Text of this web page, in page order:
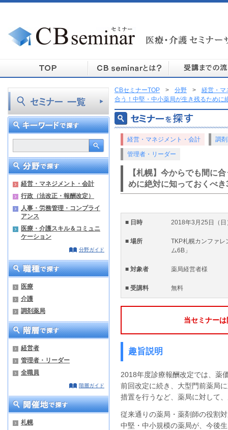
経営・マネジメント・会計
行政（法改正・報酬改定）
人事・労務管理・コンプライ
アンス
医療・介護スキル＆コミュニ
ケーション
分野ガイド
医療
介護
調剤薬局
経営者
管理者・リーダー
全職員
階層ガイド
札幌
CBセミナーTOP > 分野 >
経営・マ
合う！中堅・中小薬局が生き残るために
経営・マネジメント・会計 調
管理者・リーダー
【札幌】今からでも間に
めに絶対に知っておくべ
■ 日時 2018年3月25日（
■ 場所
TKP札幌カンファレ
ム6B」
■ 対象者 薬局経営者様
■ 受講料 無料
当セミナー
趣旨説明
2018年度診療報酬改定では、薬
前回改定に続き、大型門前薬局
措置を行うなど、薬局に対して
従来通りの薬局・薬剤師の役割
中堅・中小規模の薬局が、今後